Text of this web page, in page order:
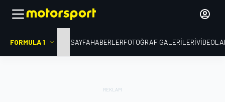
FORMULA 1 ANA SAYFAHABERLERFOTOĞRAF GALERILERI